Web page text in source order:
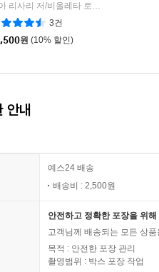
기아 리사리 저/비올레타 로피즈 그림/정원정,박서영 역
3건
원 (10% 할인)
안내
예스24 배송
배송비 : 2,500원
안전하고 정확한 포장을 위
고객님께 배송되는 모든 상
목적 : 안전한 포장 관리
촬영범위 : 박스 포장 작업